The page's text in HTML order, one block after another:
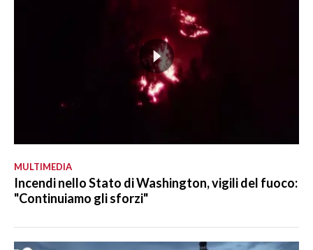
MULTIMEDIA
Incendi nello Stato di Washington, vigili del fuoco:
"Continuiamo gli sforzi"